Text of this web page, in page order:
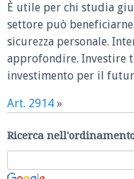
È utile per chi studia
settore può
sicurezza personale.
approfondire. Investire
investimento per il
Art. 2914 »
Ricerca